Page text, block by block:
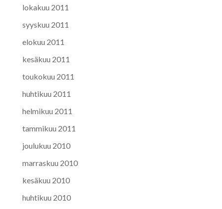
lokakuu 2011
syyskuu 2011
elokuu 2011
kesäkuu 2011
toukokuu 2011
huhtikuu 2011
helmikuu 2011
tammikuu 2011
joulukuu 2010
marraskuu 2010
kesäkuu 2010
huhtikuu 2010